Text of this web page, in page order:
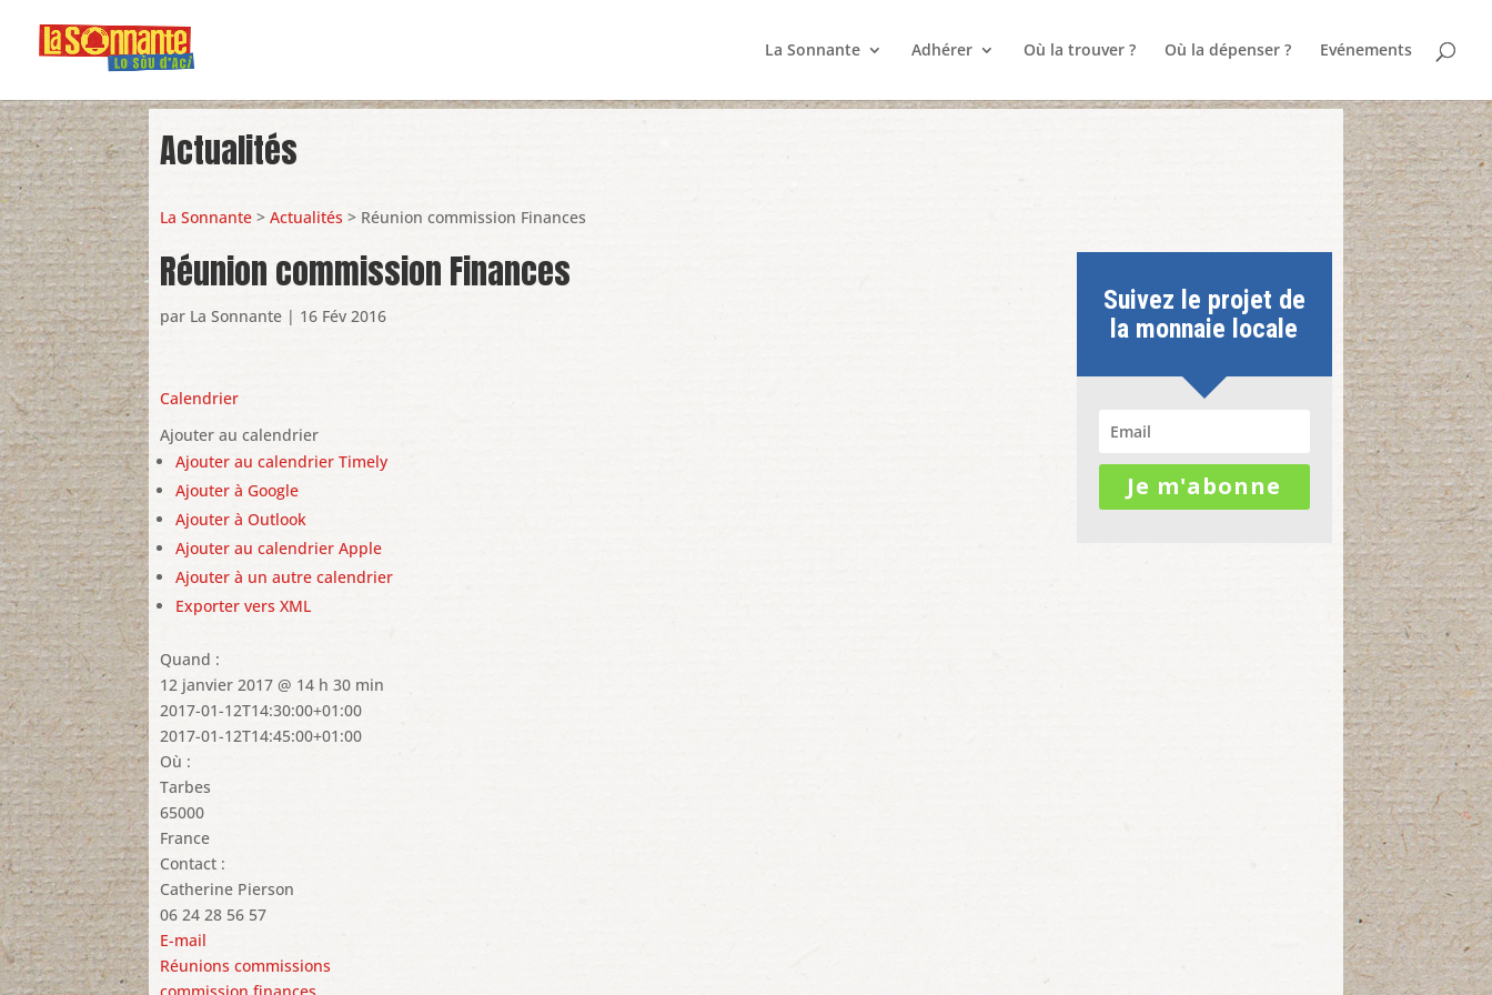
La Sonnante Adhérer Où la trouver ? Où la dépenser ? Evénements
Actualités
La Sonnante >Actualités > Réunion commission Finances
Réunion commission Finances
par La Sonnante | 16 Fév 2016
Calendrier
Ajouter au calendrier
Ajouter au calendrier Timely
Ajouter à Google
Ajouter à Outlook
Ajouter au calendrier Apple
Ajouter à un autre calendrier
Exporter vers XML
Quand :
12 janvier 2017 @ 14 h 30 min
2017-01-12T14:30:00+01:00
2017-01-12T14:45:00+01:00
Où :
Tarbes
65000
France
Contact :
Catherine Pierson
06 24 28 56 57
E-mail
Réunions commissions
Suivez le projet de
la monnaie locale
Je m'abonne